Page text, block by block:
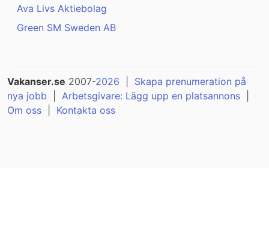
Ava Livs Aktiebolag
Green SM Sweden AB
Vakanser.se 2007-2026
Skapa prenumeration på
nya jobb
Arbetsgivare: Lägg upp en platsannons
Om oss
Kontakta oss